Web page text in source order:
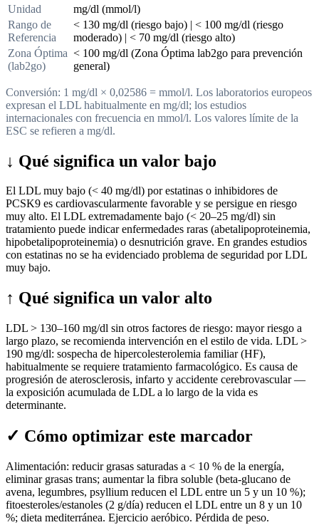
Unidad
mg/dl (mmol/l)
Rango de
Referencia
< 130 mg/dl (riesgo bajo) | < 100 mg/dl (riesgo
moderado) | < 70 mg/dl (riesgo alto)
Zona Óptima
(lab2go)
< 100 mg/dl (Zona Óptima lab2go para prevención
general)
Conversión: 1 mg/dl × 0,02586 = mmol/l. Los laboratorios europeos
expresan el LDL habitualmente en mg/dl; los estudios
internacionales con frecuencia en mmol/l. Los valores límite de la
ESC se refieren a mg/dl.
↓ Qué significa un valor bajo
El LDL muy bajo (< 40 mg/dl) por estatinas o inhibidores de
PCSK9 es cardiovascularmente favorable y se persigue en riesgo
muy alto. El LDL extremadamente bajo (< 20–25 mg/dl) sin
tratamiento puede indicar enfermedades raras (abetalipoproteinemia,
hipobetalipoproteinemia) o desnutrición grave. En grandes estudios
con estatinas no se ha evidenciado problema de seguridad por LDL
muy bajo.
↑ Qué significa un valor alto
LDL > 130–160 mg/dl sin otros factores de riesgo: mayor riesgo a
largo plazo, se recomienda intervención en el estilo de vida. LDL >
190 mg/dl: sospecha de hipercolesterolemia familiar (HF),
habitualmente se requiere tratamiento farmacológico. Es causa de
progresión de aterosclerosis, infarto y accidente cerebrovascular —
la exposición acumulada de LDL a lo largo de la vida es
determinante.
✓ Cómo optimizar este marcador
Alimentación: reducir grasas saturadas a < 10 % de la energía,
eliminar grasas trans; aumentar la fibra soluble (beta-glucano de
avena, legumbres, psyllium reducen el LDL entre un 5 y un 10 %);
fitoesteroles/estanoles (2 g/día) reducen el LDL entre un 8 y un 10
%; dieta mediterránea. Ejercicio aeróbico. Pérdida de peso.